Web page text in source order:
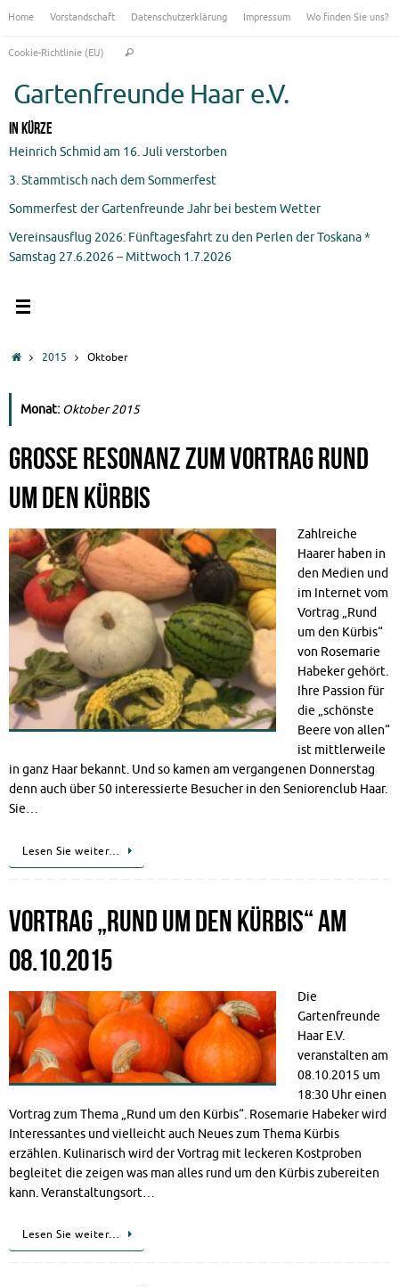
springen
Home Vorstandschaft Datenschutzerklärung Impressum Wo finden Sie uns?
Cookie-Richtlinie (EU) Suchen
Gartenfreunde Haar e.V.
In Kürze
Heinrich Schmid am 16. Juli verstorben
3. Stammtisch nach dem Sommerfest
Sommerfest der Gartenfreunde Jahr bei bestem Wetter
Vereinsausflug 2026: Fünftagesfahrt zu den Perlen der Toskana *
Samstag 27.6.2026 – Mittwoch 1.7.2026
Start2015 Oktober
Monat:Oktober 2015
Große Resonanz zum Vortrag rund
um den Kürbis
Zahlreiche
Haarer haben in
den Medien und
im Internet vom
Vortrag „Rund
um den Kürbis“
von Rosemarie
Habeker gehört.
Ihre Passion für
die „schönste
Beere von allen“
ist mittlerweile
in ganz Haar bekannt. Und so kamen am vergangenen Donnerstag
denn auch über 50 interessierte Besucher in den Seniorenclub Haar.
Sie…
Lesen Sie weiter…
Vortrag „Rund um den Kürbis“ am
08.10.2015
Die
Gartenfreunde
Haar E.V.
veranstalten am
08.10.2015 um
18:30 Uhr einen
Vortrag zum Thema „Rund um den Kürbis“. Rosemarie Habeker wird
Interessantes und vielleicht auch Neues zum Thema Kürbis
erzählen. Kulinarisch wird der Vortrag mit leckeren Kostproben
begleitet die zeigen was man alles rund um den Kürbis zubereiten
kann. Veranstaltungsort…
Lesen Sie weiter…